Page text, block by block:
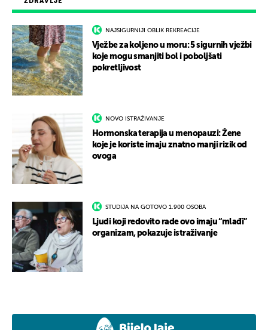
NAJSIGURNIJI OBLIK REKREACIJE
Vježbe za koljeno u moru: 5 sigurnih vježbi
koje mogu smanjiti bol i poboljšati
pokretljivost
NOVO ISTRAŽIVANJE
Hormonska terapija u menopauzi: Žene
koje je koriste imaju znatno manji rizik od
ovoga
STUDIJA NA GOTOVO 1.900 OSOBA
Ljudi koji redovito rade ovo imaju “mlađi”
organizam, pokazuje istraživanje